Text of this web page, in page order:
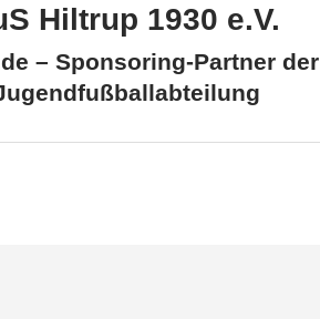
Hiltrup 1930 e.V.
– Sponsoring-Partner der